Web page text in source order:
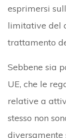
esprimersi
limitative del
trattamento
Sebbene sia
UE, che le
relative a
stesso non